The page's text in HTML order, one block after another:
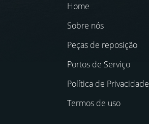
Home
Sobre nós
Peças de reposição
Portos de Serviço
Política de Privacidade
Termos de uso